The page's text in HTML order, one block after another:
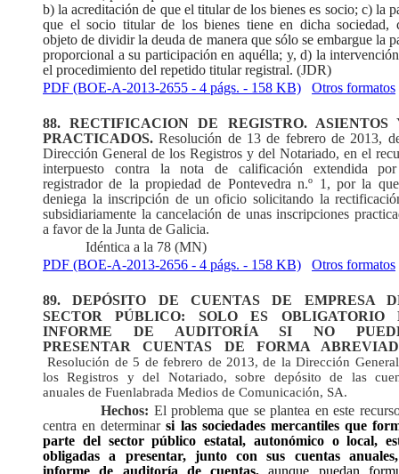
b) la acreditación de que el titular de los bienes es socio; c) la
que el socio titular de los bienes tiene en dicha sociedad,
objeto de dividir la deuda de manera que sólo se embargue la
proporcional a su participación en aquélla; y, d) la
el procedimiento del repetido titular registral. (JDR)
PDF (BOE-A-2013-2655 - 4 págs. - 158 KB)
Otros formatos
88. RECTIFICACION DE REGISTRO. ASIENTOS
PRACTICADOS. Resolución de 13 de febrero de 2013,
Dirección General de los Registros y del Notariado, en el
interpuesto contra la nota de calificación extendida
registrador de la propiedad de Pontevedra n.º 1, por la
deniega la inscripción de un oficio solicitando la
subsidiariamente la cancelación de unas inscripciones
a favor de la Junta de Galicia.
Idéntica a la 78 (MN)
PDF (BOE-A-2013-2656 - 4 págs. - 158 KB)
Otros formatos
89.
DEPÓSITO DE CUENTAS DE EMPRESA
SECTOR PÚBLICO: SOLO ES OBLIGATORIO
INFORME DE AUDITORÍA SI NO
PRESENTAR CUENTAS DE FORMA
Resolución de 5 de febrero de 2013, de la Dirección
los Registros y del Notariado, sobre depósito de las
anuales de Fuenlabrada Medios de Comunicación, SA.
Hechos: El problema que se plantea en este
centra en determinarsi las sociedades mercantiles que
parte del sector público estatal, autonómico o local,
obligadas a presentar, junto con sus cuentas